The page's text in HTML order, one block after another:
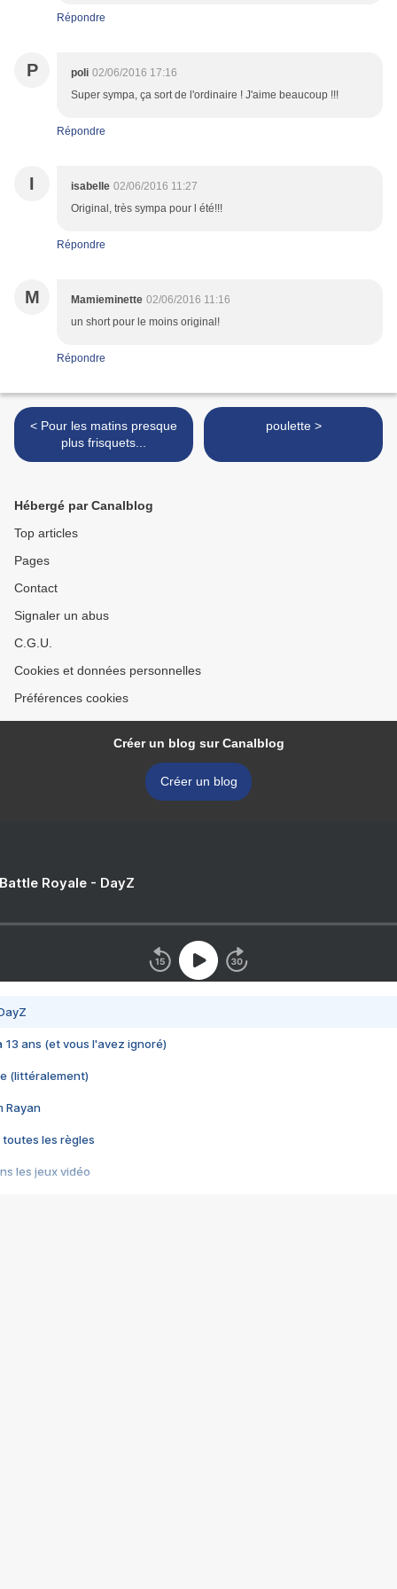
Répondre
P poli 02/06/2016 17:16
Super sympa, ça sort de l'ordinaire ! J'aime beaucoup !!!
Répondre
I isabelle 02/06/2016 11:27
Original, très sympa pour l été!!!
Répondre
M Mamieminette 02/06/2016 11:16
un short pour le moins original!
Répondre
< Pour les matins presque
plus frisquets...
poulette >
Hébergé par Canalblog
Top articles
Pages
Contact
Signaler un abus
C.G.U.
Cookies et données personnelles
Préférences cookies
Créer un blog sur Canalblog
Créer un blog
Royale - DayZ
13 ans (et vous l'avez ignoré)
(littéralement)
Rayan
toutes les règles
les jeux vidéo